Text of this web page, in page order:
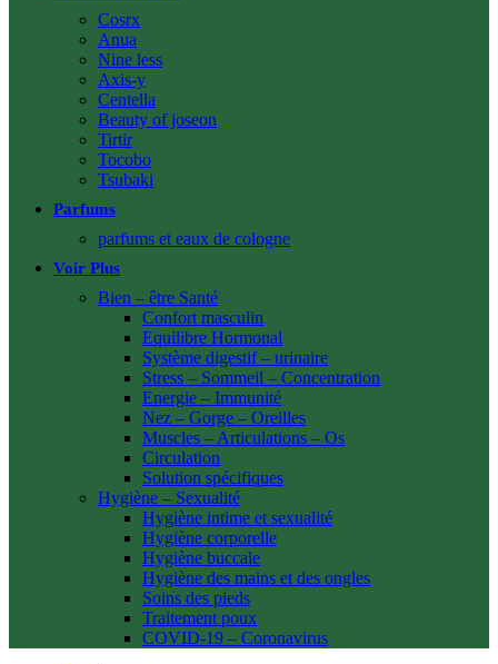
Cosrx
Anua
Nine less
Axis-y
Centella
Beauty of joseon
Tirtir
Tocobo
Tsubaki
Parfums
parfums et eaux de cologne
Voir Plus
Bien – être Santé
Confort masculin
Equilibre Hormonal
Système digestif – urinaire
Stress – Sommeil – Concentration
Energie – Immunité
Nez – Gorge – Oreilles
Muscles – Articulations – Os
Circulation
Solution spécifiques
Hygiène – Sexualité
Hygiène intime et sexualité
Hygiène corporelle
Hygiène buccale
Hygiène des mains et des ongles
Soins des pieds
Traitement poux
COVID-19 – Coronavirus